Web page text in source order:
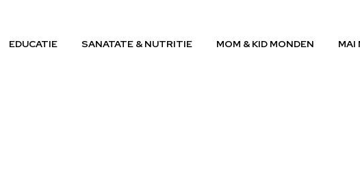
EDUCATIE SANATATE & NUTRITIE MOM & KID MONDEN MAI